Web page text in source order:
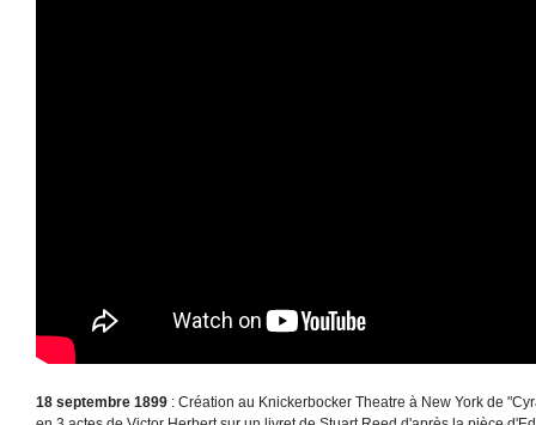
18 septembre 1899 : Création au Knickerbocker Theatre à New York de